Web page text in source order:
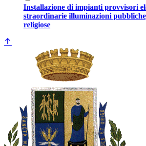
Installazione di impianti provvisori
straordinarie illuminazioni
religiose